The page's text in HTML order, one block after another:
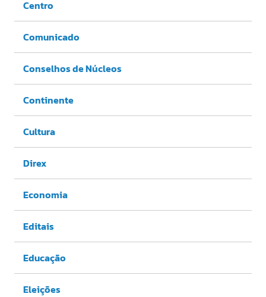
Centro
Comunicado
Conselhos de Núcleos
Continente
Cultura
Direx
Economia
Editais
Educação
Eleições